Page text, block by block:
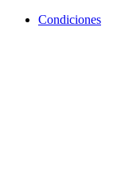
Condiciones